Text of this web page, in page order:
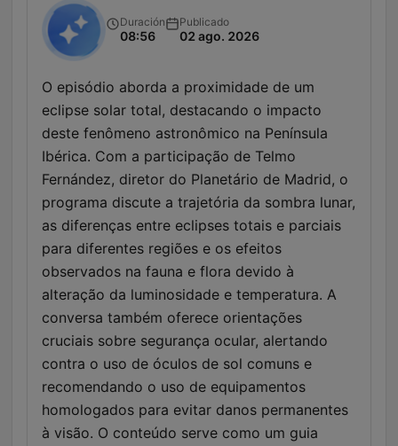
Duración
08:56
Publicado
02 ago. 2026
O episódio aborda a proximidade de um
eclipse solar total, destacando o impacto
deste fenômeno astronômico na Península
Ibérica. Com a participação de Telmo
Fernández, diretor do Planetário de Madrid, o
programa discute a trajetória da sombra lunar,
as diferenças entre eclipses totais e parciais
para diferentes regiões e os efeitos
observados na fauna e flora devido à
alteração da luminosidade e temperatura. A
conversa também oferece orientações
cruciais sobre segurança ocular, alertando
contra o uso de óculos de sol comuns e
recomendando o uso de equipamentos
homologados para evitar danos permanentes
à visão. O conteúdo serve como um guia